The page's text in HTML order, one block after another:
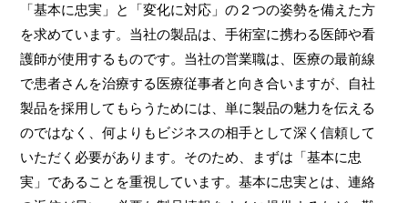
「基本に忠実」と「変化に対応」の２つの姿勢を備えた方
を求めています。当社の製品は、手術室に携わる医師や看
護師が使用するものです。当社の営業職は、医療の最前線
で患者さんを治療する医療従事者と向き合いますが、自社
製品を採用してもらうためには、単に製品の魅力を伝える
のではなく、何よりもビジネスの相手として深く信頼して
いただく必要があります。そのため、まずは「基本に忠
実」であることを重視しています。基本に忠実とは、連絡